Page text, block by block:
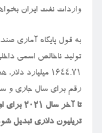
واردات نفت ایران
تولید ناخالص اسمی
۱۶۴۴.۷۱
رقم برای سال جاری و
تریلیون دلاری تبدیل